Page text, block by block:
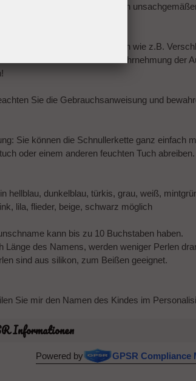
übernommen wird, die auf einen
Unfälle und Verletzungen wie z.B.
ect. können durch die Wahrnehmung der
Sie die Gebrauchsanweisung und
Sie können die Schnullerkette ganz einfach
oder einem anderen feuchten Tuch abreiben.
hellblau, dunkelblau, türkis, grau, weiß,
lila, flieder, beige, schwarz möglich
kann bis zu 10 Buchstaben haben.
Länge des Namens, werden weniger Perlen
sind aus silikon, zum Beißen geeignet.
Sie mir den Namen des Kindes im
Informationen
Powered by GPSR Compliance